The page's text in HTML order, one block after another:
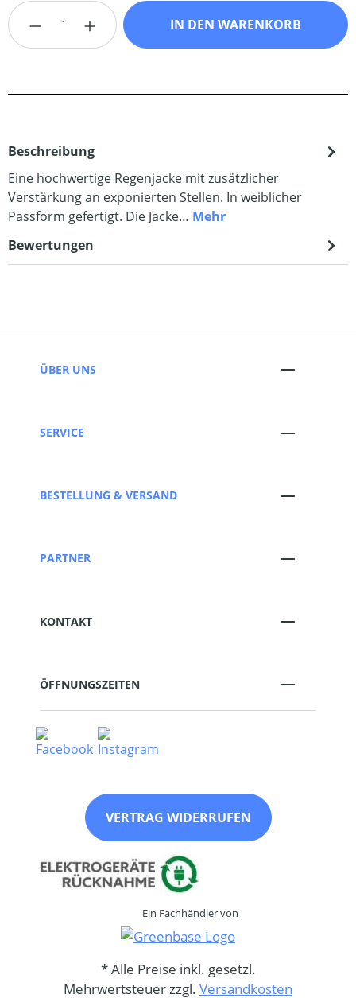
Produkt Anzahl: Gib den gewünschten
IN DEN WARENKORB
Beschreibung
Eine hochwertige Regenjacke mit zusätzlicher
Verstärkung an exponierten Stellen. In weiblicher
Passform gefertigt. Die Jacke… Mehr
Bewertungen
ÜBER UNS
SERVICE
BESTELLUNG & VERSAND
PARTNER
KONTAKT
ÖFFNUNGSZEITEN
VERTRAG WIDERRUFEN
Ein Fachhändler von
* Alle Preise inkl. gesetzl.
Mehrwertsteuer zzgl. Versandkosten